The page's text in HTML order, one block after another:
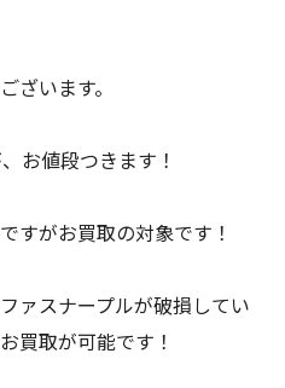
ざいます。
お値段つきます！
すがお買取の対象です！
ァスナープルが破損してい
買取が可能です！